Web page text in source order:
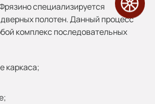
специализируется
дверных полотен. Данный процесс
комплекс последовательных
каркаса;